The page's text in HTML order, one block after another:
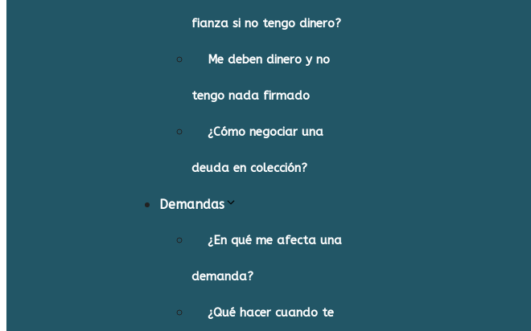
fianza si no tengo dinero?
Me deben dinero y no
tengo nada firmado
¿Cómo negociar una
deuda en colección?
Demandas
¿En qué me afecta una
demanda?
¿Qué hacer cuando te